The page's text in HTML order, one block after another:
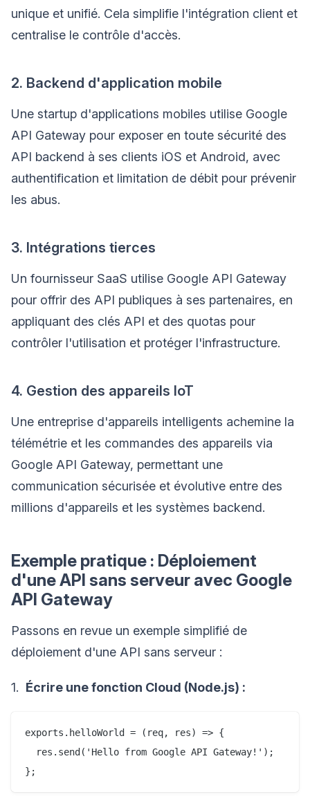
unique et unifié. Cela simplifie l'intégration client et
centralise le contrôle d'accès.
2. Backend d'application mobile
Une startup d'applications mobiles utilise Google
API Gateway pour exposer en toute sécurité des
API backend à ses clients iOS et Android, avec
authentification et limitation de débit pour prévenir
les abus.
3. Intégrations tierces
Un fournisseur SaaS utilise Google API Gateway
pour offrir des API publiques à ses partenaires, en
appliquant des clés API et des quotas pour
contrôler l'utilisation et protéger l'infrastructure.
4. Gestion des appareils IoT
Une entreprise d'appareils intelligents achemine la
télémétrie et les commandes des appareils via
Google API Gateway, permettant une
communication sécurisée et évolutive entre des
millions d'appareils et les systèmes backend.
Exemple pratique : Déploiement
d'une API sans serveur avec Google
API Gateway
Passons en revue un exemple simplifié de
déploiement d'une API sans serveur :
1. Écrire une fonction Cloud (Node.js) :
exports.helloWorld = (req, res) => {
  res.send('Hello from Google API Gateway!');